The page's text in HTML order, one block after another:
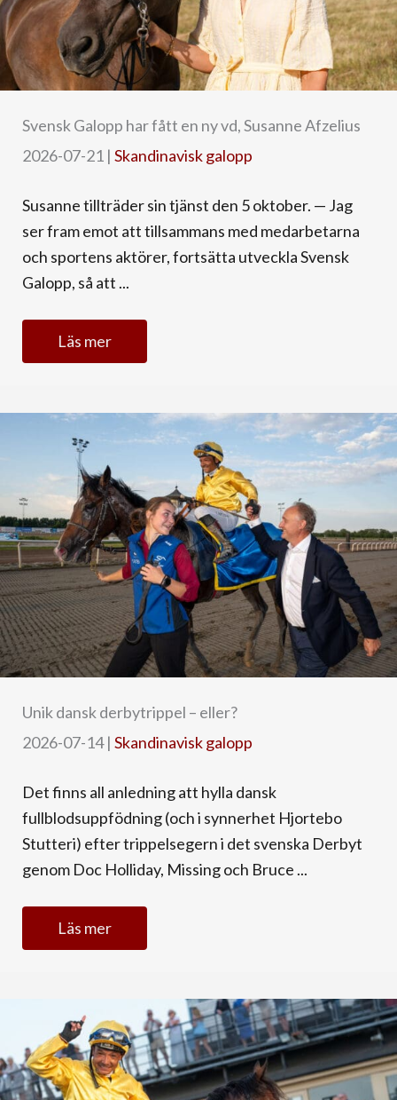
Svensk Galopp har fått en ny vd, Susanne Afzelius
2026-07-21 | Skandinavisk galopp
Susanne tillträder sin tjänst den 5 oktober. — Jag
ser fram emot att tillsammans med medarbetarna
och sportens aktörer, fortsätta utveckla Svensk
Galopp, så att ...
Läs mer
Unik dansk derbytrippel – eller?
2026-07-14| Skandinavisk galopp
Det finns all anledning att hylla dansk
fullblodsuppfödning (och i synnerhet Hjortebo
Stutteri) efter trippelsegern i det svenska Derbyt
genom Doc Holliday, Missing och Bruce ...
Läs mer